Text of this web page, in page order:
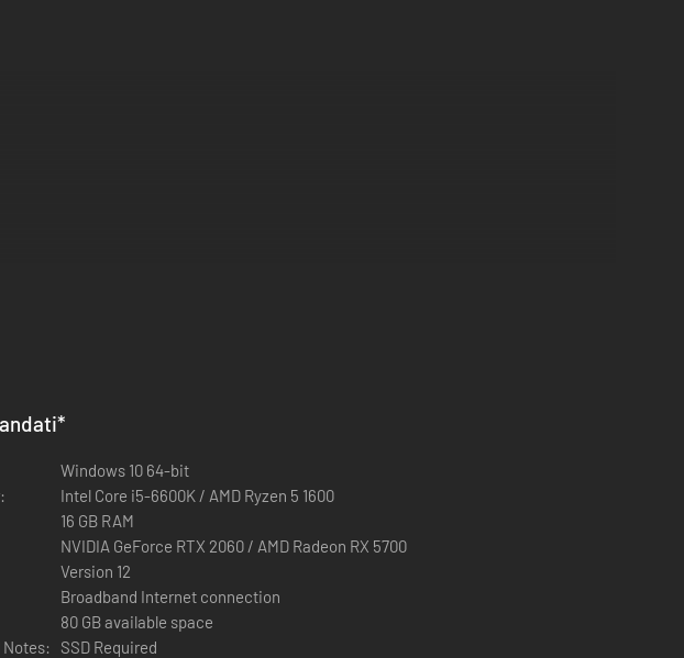
*
Windows 10 64-bit
Intel Core i5-6600K / AMD Ryzen 5 1600
16 GB RAM
NVIDIA GeForce RTX 2060 / AMD Radeon RX 5700
Version 12
Broadband Internet connection
80 GB available space
SSD Required